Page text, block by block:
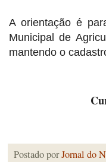
A orientação é
Municipal de
mantendo o
Postado porJornal do